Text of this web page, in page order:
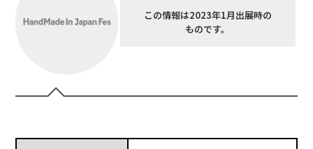
この情報は2023年1月出展時の
ものです。